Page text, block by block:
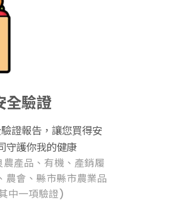
全驗證
證報告，讓您買得安
守護你我的健康
產品、有機、產銷履
農會、縣市縣市農業品
中一項驗證)